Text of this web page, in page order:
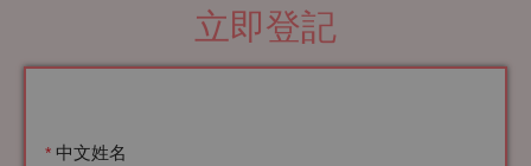
立即登記
中文姓名